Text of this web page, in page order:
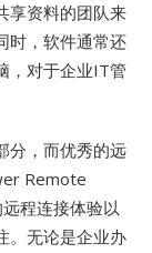
享资料的团队来
时，软件通常还
，对于企业IT管
分，而优秀的远
Remote
程连接体验以
。无论是企业办